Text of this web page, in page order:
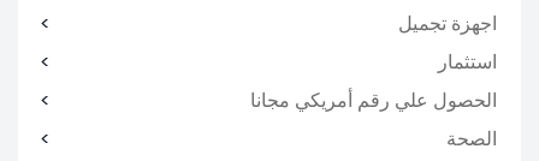
اجهزة تجميل
استثمار
الحصول علي رقم أمريكي مجانا
الصحة